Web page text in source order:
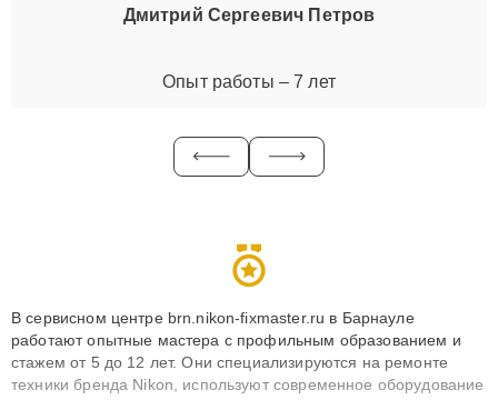
Дмитрий Сергеевич Петров
Опыт работы – 7 лет
В сервисном центре brn.nikon-fixmaster.ru в Барнауле
работают опытные мастера с профильным образованием и
стажем от 5 до 12 лет. Они специализируются на ремонте
техники бренда Nikon, используют современное оборудование